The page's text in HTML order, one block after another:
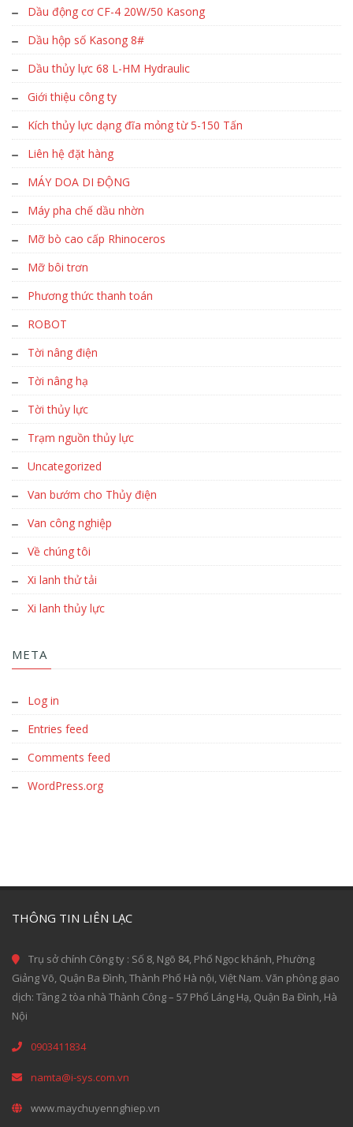
Dầu động cơ CF-4 20W/50 Kasong
Dầu hộp số Kasong 8#
Dầu thủy lực 68 L-HM Hydraulic
Giới thiệu công ty
Kích thủy lực dạng đĩa mỏng từ 5-150 Tấn
Liên hệ đặt hàng
MÁY DOA DI ĐỘNG
Máy pha chế dầu nhờn
Mỡ bò cao cấp Rhinoceros
Mỡ bôi trơn
Phương thức thanh toán
ROBOT
Tời nâng điện
Tời nâng hạ
Tời thủy lực
Trạm nguồn thủy lực
Uncategorized
Van bướm cho Thủy điện
Van công nghiệp
Về chúng tôi
Xi lanh thử tải
Xi lanh thủy lực
META
Log in
Entries feed
Comments feed
WordPress.org
THÔNG TIN LIÊN LẠC
Trụ sở chính Công ty : Số 8, Ngõ 84, Phố Ngọc khánh, Phường
Giảng Võ, Quận Ba Đình, Thành Phố Hà nội, Việt Nam. Văn phòng giao
dịch: Tầng 2 tòa nhà Thành Công – 57 Phố Láng Hạ, Quận Ba Đình, Hà
Nội
0903411834
namta@i-sys.com.vn
www.maychuyennghiep.vn